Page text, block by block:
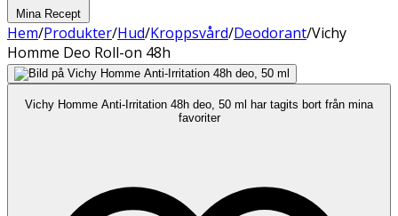
Mina Recept
Hem/Produkter/Hud/Kroppsvård/Deodorant/Vichy
Homme Deo Roll-on 48h
Vichy Homme Anti-Irritation 48h deo, 50 ml har tagits bort från mina
favoriter